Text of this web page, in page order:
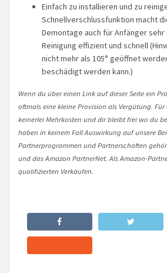
Einfach zu installieren und zu
Schnellverschlussfunktion macht
Demontage auch für Anfänger
Reinigung effizient und schnell
nicht mehr als 105° geöffnet
beschädigt werden kann.)
Wenn du über einen Link auf dieser Seite ein
oftmals eine kleine Provision als Vergütung.
keinerlei Mehrkosten und dir bleibt frei wo du
haben in keinem Fall Auswirkung auf unsere
Partnerprogrammen und Partnerschaften
und das Amazon PartnerNet. Als Amazon-
qualifizierten Verkäufen.